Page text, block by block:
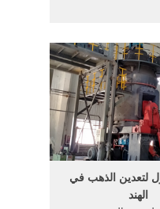
لتعدين الذهب في
الهند